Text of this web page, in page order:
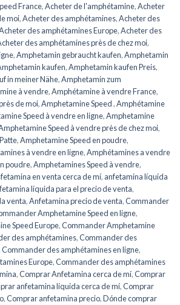
​​​​France,Acheter de l'amphétamine,Acheter
moi,Acheter des amphétamines,Acheter des
des amphétamines Europe,Acheter des
des amphétamines près de chez moi,
,Amphetamin gebraucht kaufen,Amphetamin
kaufen,Amphetamin kaufen Preis,
in meiner Nähe,Amphetamin zum
à vendre,Amphétamine à vendre France,
de moi,Amphetamine Speed ​​​​,Amphétamine
Speed ​​​​à vendre en ligne,Amphetamine
Speed à vendre près de chez moi,
,Amphetamine Speed en poudre,
à vendre en ligne,Amphétamines a vendre
poudre,Amphetamines Speed ​​​​à vendre,
en venta cerca de mí, anfetamina líquida
líquida para el precio de venta,
venta,Anfetamina precio de venta,Commander
Amphetamine Speed ​​​​en ligne,
Speed ​​​Europe,Commander Amphetamine
des amphétamines,Commander des
Commander des amphétamines en ligne,
Europe,Commander des amphétamines
,Comprar Anfetamina cerca de mí,Comprar
anfetamina líquida cerca de mí,Comprar
,Comprar anfetamina precio,Dónde comprar